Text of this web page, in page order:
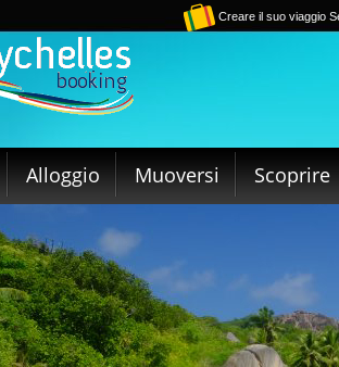
Creare il suo viaggio
Alloggio Muoversi Scoprire